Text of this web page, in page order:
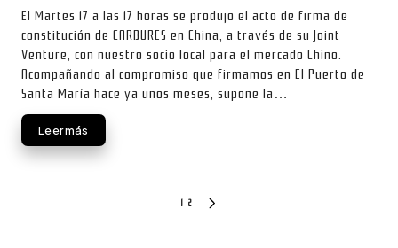
por
en
El Martes 17 a las 17 horas se produjo el acto de firma de
constitución de CARBURES en China, a través de su Joint
Venture, con nuestro socio local para el mercado Chino.
Acompañando al compromiso que firmamos en El Puerto de
Santa María hace ya unos meses, supone la…
Leer más
2